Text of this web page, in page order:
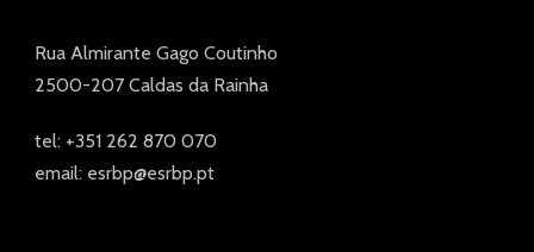
Rua Almirante Gago Coutinho
2500-207 Caldas da Rainha
tel: +351 262 870 070
email: esrbp@esrbp.pt